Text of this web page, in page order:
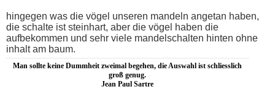
hingegen was die vögel unseren mandeln angetan haben,
die schalte ist steinhart, aber die vögel haben die
aufbekommen und sehr viele mandelschalten hinten ohne
inhalt am baum.
Man sollte keine Dummheit zweimal begehen, die Auswahl ist schliesslich
groß genug.
Jean Paul Sartre